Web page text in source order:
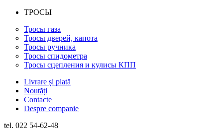
ТРОСЫ
Тросы газа
Тросы дверей, капота
Тросы ручника
Тросы спидометра
Тросы сцепления и кулисы КПП
Livrare și plată
Noutăți
Contacte
Despre companie
tel. 022 54-62-48